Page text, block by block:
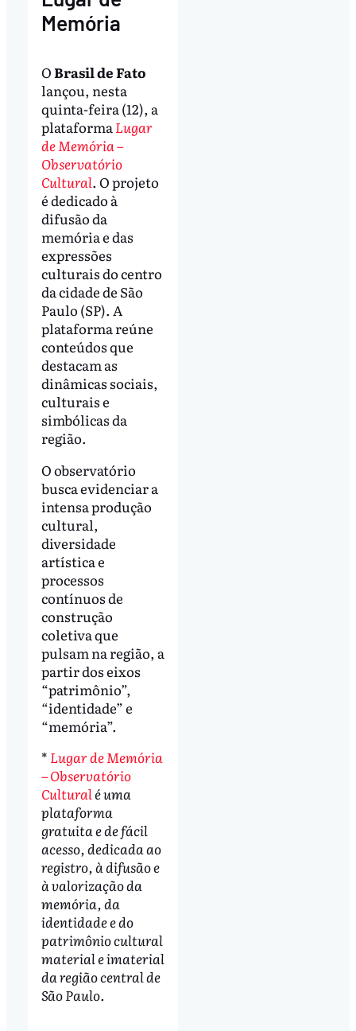
Memória
OBrasil de Fato
lançou, nesta
quinta-feira (12), a
plataforma Lugar
de Memória –
Observatório
Cultural. O projeto
é dedicado à
difusão da
memória e das
expressões
culturais do centro
da cidade de São
Paulo (SP). A
plataforma reúne
conteúdos que
destacam as
dinâmicas sociais,
culturais e
simbólicas da
região.
O observatório
busca evidenciar a
intensa produção
cultural,
diversidade
artística e
processos
contínuos de
construção
coletiva que
pulsam na região, a
partir dos eixos
“patrimônio”,
“identidade” e
“memória”.
* Lugar de Memória
– Observatório
Culturalé uma
plataforma
gratuita e de fácil
acesso, dedicada ao
registro, à difusão e
à valorização da
memória, da
identidade e do
patrimônio cultural
material e imaterial
da região central de
São Paulo.